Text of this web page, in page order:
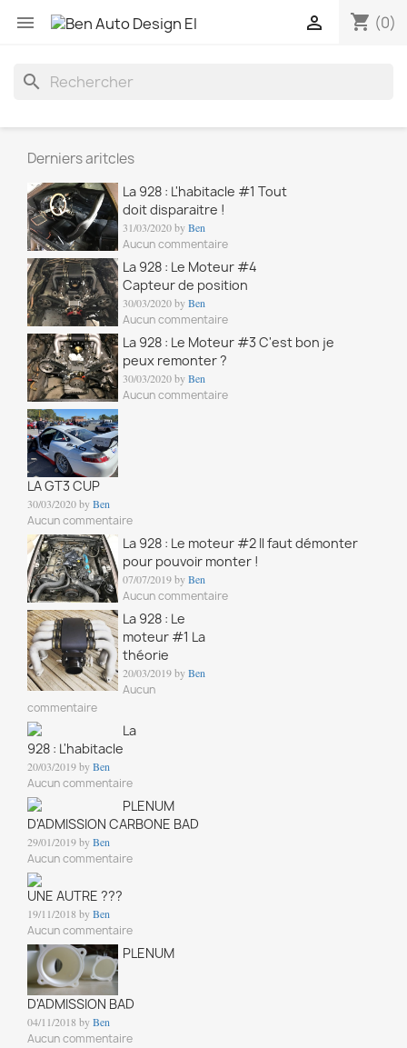
 shopping_cart (0)

search
Derniers aritcles
La 928 : L'habitacle #1 Tout
doit disparaitre !
31/03/2020 byBen
Aucun commentaire
La 928 : Le Moteur #4
Capteur de position
30/03/2020 byBen
Aucun commentaire
La 928 : Le Moteur #3 C'est bon je
peux remonter ?
30/03/2020 byBen
Aucun commentaire
LA GT3 CUP
30/03/2020 byBen
Aucun commentaire
La 928 : Le moteur #2 Il faut démonter
pour pouvoir monter !
07/07/2019 byBen
Aucun commentaire
La 928 : Le
moteur #1 La
théorie
20/03/2019 byBen
Aucun
commentaire
La
928 : L'habitacle
20/03/2019 byBen
Aucun commentaire
PLENUM
D'ADMISSION CARBONE BAD
29/01/2019 byBen
Aucun commentaire
UNE AUTRE ???
19/11/2018 byBen
Aucun commentaire
PLENUM
D'ADMISSION BAD
04/11/2018 byBen
Aucun commentaire